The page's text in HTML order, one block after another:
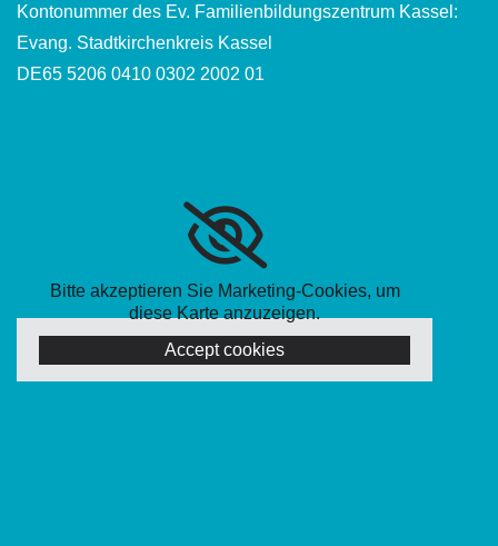
Kontonummer des Ev. Familienbildungszentrum Kassel:
Evang. Stadtkirchenkreis Kassel
DE65 5206 0410 0302 2002 01
Bitte akzeptieren Sie Marketing-Cookies, um
diese Karte anzuzeigen.
Accept cookies